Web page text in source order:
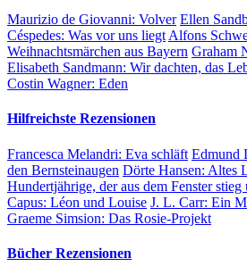
Maurizio de Giovanni: Volver Ellen
Céspedes: Was vor uns liegt Alfons
Weihnachtsmärchen aus Bayern Graham
Elisabeth Sandmann: Wir dachten, das
Costin Wagner: Eden
Hilfreichste Rezensionen
Francesca Melandri: Eva schläft Edmund
den Bernsteinaugen Dörte Hansen: Altes
Hundertjährige, der aus dem Fenster stieg
Capus: Léon und Louise J. L. Carr: Ein
Graeme Simsion: Das Rosie-Projekt
Bücher Rezensionen